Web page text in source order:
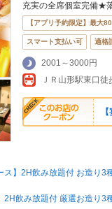
充実の全席個室完備★
【アプリ予約限定】最大
スマート支払い可 適格
2001～3000円
ス】2H飲み放題付 お造り3
2H飲み放題付 厳選お造り3